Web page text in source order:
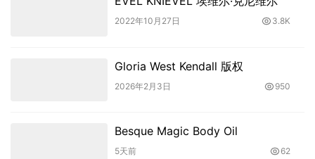
2022年10月27日 3.8K
Gloria West Kendall 版权
2026年2月3日 950
Besque Magic Body Oil
5天前 62